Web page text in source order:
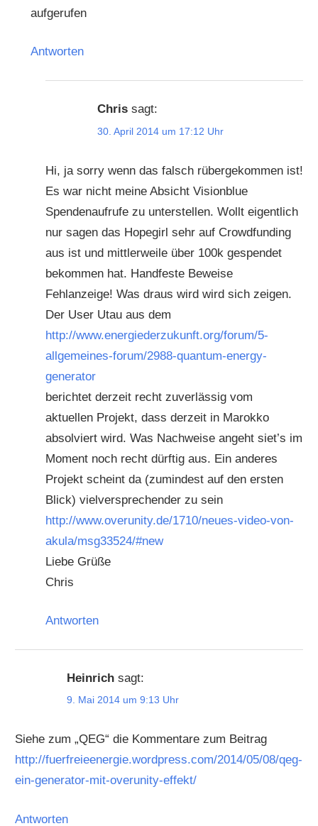
aufgerufen
Antworten
Chris sagt:
30. April 2014 um 17:12 Uhr
Hi, ja sorry wenn das falsch rübergekommen ist!
Es war nicht meine Absicht Visionblue
Spendenaufrufe zu unterstellen. Wollt eigentlich
nur sagen das Hopegirl sehr auf Crowdfunding
aus ist und mittlerweile über 100k gespendet
bekommen hat. Handfeste Beweise
Fehlanzeige! Was draus wird wird sich zeigen.
Der User Utau aus dem
http://www.energiederzukunft.org/forum/5-
allgemeines-forum/2988-quantum-energy-
generator
berichtet derzeit recht zuverlässig vom
aktuellen Projekt, dass derzeit in Marokko
absolviert wird. Was Nachweise angeht siet’s im
Moment noch recht dürftig aus. Ein anderes
Projekt scheint da (zumindest auf den ersten
Blick) vielversprechender zu sein
http://www.overunity.de/1710/neues-video-von-
akula/msg33524/#new
Liebe Grüße
Chris
Antworten
Heinrich sagt:
9. Mai 2014 um 9:13 Uhr
Siehe zum „QEG“ die Kommentare zum Beitrag
http://fuerfreieenergie.wordpress.com/2014/05/08/qeg-
ein-generator-mit-overunity-effekt/
Antworten